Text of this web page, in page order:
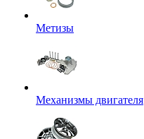
Метизы
Механизмы двигателя